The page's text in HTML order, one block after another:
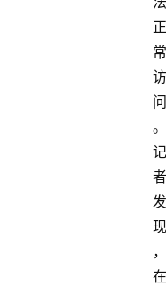
正
常
访
问
。
记
者
发
现
，
在